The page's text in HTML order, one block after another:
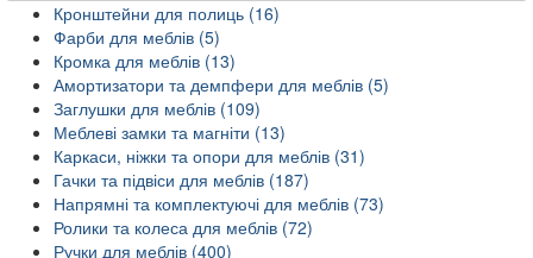
Кронштейни для полиць (16)
Фарби для меблів (5)
Кромка для меблів (13)
Амортизатори та демпфери для меблів (5)
Заглушки для меблів (109)
Меблеві замки та магніти (13)
Каркаси, ніжки та опори для меблів (31)
Гачки та підвіси для меблів (187)
Напрямні та комплектуючі для меблів (73)
Ролики та колеса для меблів (72)
Ручки для меблів (400)